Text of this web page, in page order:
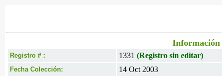
Información
Registro # : 1331 (Registro sin editar)
Fecha Colección: 14 Oct 2003